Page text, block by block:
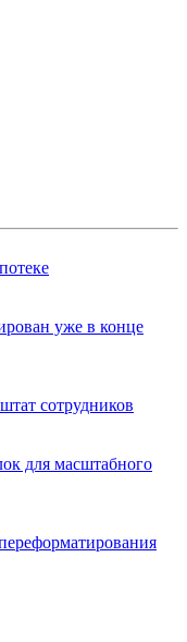
уже в конце
сотрудников
для масштабного